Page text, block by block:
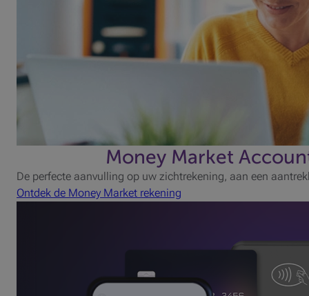
Money Market
De perfecte aanvulling op uw zichtrekening, aan een
Ontdek de Money Market rekening